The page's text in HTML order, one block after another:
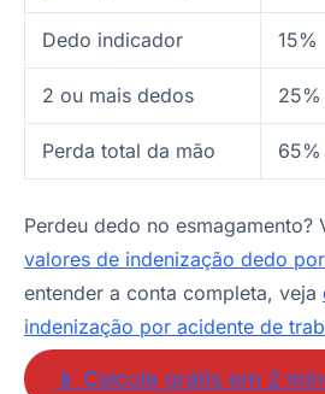
Dedo indicador 15%
2 ou mais dedos
Perda total da mão 65%
Perdeu dedo no esmagamento?
valores de indenização dedo
entender a conta completa, veja
indenização por acidente de
📱 Calcule grátis em 2